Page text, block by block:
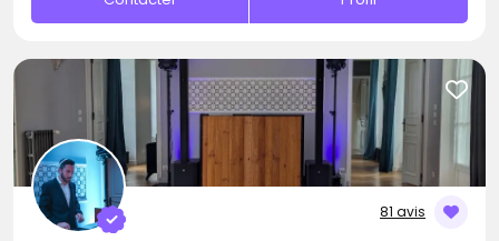
81 avis